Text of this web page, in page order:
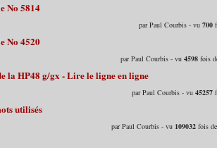
No 5814
par Paul Courbis - vu700
No 4520
par Paul Courbis - vu4598 fois
la HP48 g/gx - Lire le ligne en ligne
par Paul Courbis - vu45257
utilisés
par Paul Courbis - vu 109032 fois